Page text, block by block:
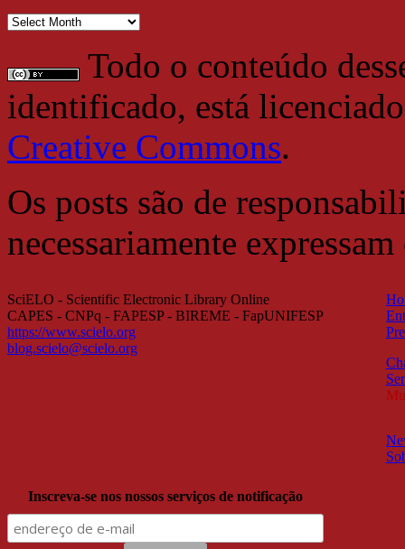
Arquivo
Todo o conteúdo
identificado, está
Creative Commons.
Os posts são de
necessariamente
SciELO - Scientific Electronic Library Online
CAPES - CNPq - FAPESP - BIREME - FapUNIFESP
https://www.scielo.org
blog.scielo@scielo.org
Inscreva-se nos nossos serviços de notificação